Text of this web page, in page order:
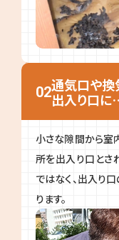
02通気口や換
出入り口
小さな隙間から室
所を出入り口とさ
ではなく、出入り
ります。